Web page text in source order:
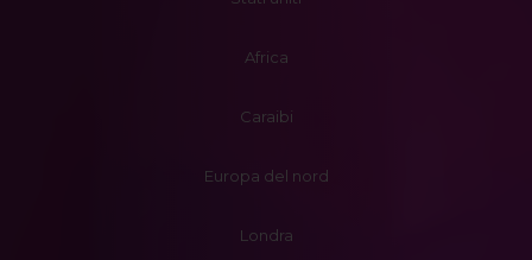
Africa
Caraibi
Europa del nord
Londra